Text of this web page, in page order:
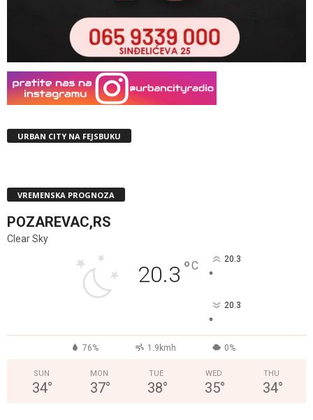
URBAN CITY NA FEJSBUKU
VREMENSKA PROGNOZA
POZAREVAC,RS
Clear Sky
20.3 °C 20.3
°
20.3
°
76% 1.9kmh 0%
SUN
34°
MON
37°
TUE
38°
WED
35°
THU
34°